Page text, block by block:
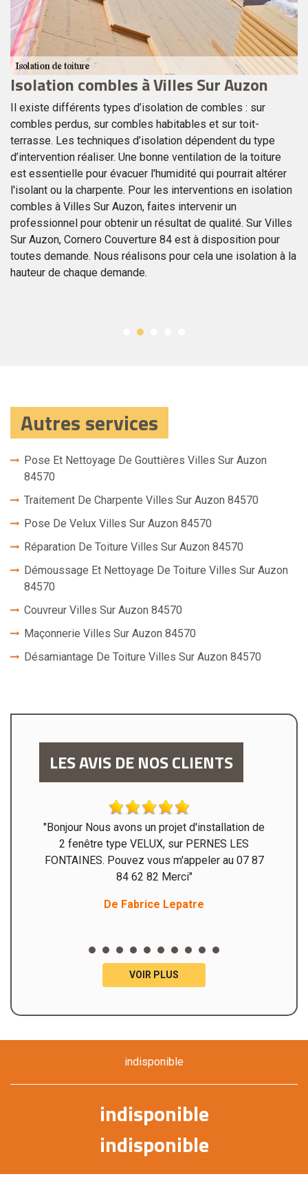
Isolation combles à Villes Sur Auzon
Il existe différents types d’isolation de combles : sur
combles perdus, sur combles habitables et sur toit-
terrasse. Les techniques d’isolation dépendent du type
d’intervention réaliser. Une bonne ventilation de la toiture
est essentielle pour évacuer l'humidité qui pourrait altérer
l'isolant ou la charpente. Pour les interventions en isolation
combles à Villes Sur Auzon, faites intervenir un
professionnel pour obtenir un résultat de qualité. Sur Villes
Sur Auzon, Cornero Couverture 84 est à disposition pour
toutes demande. Nous réalisons pour cela une isolation à la
hauteur de chaque demande.
Autres services
Pose Et Nettoyage De Gouttières Villes Sur Auzon
84570
Traitement De Charpente Villes Sur Auzon 84570
Pose De Velux Villes Sur Auzon 84570
Réparation De Toiture Villes Sur Auzon 84570
Démoussage Et Nettoyage De Toiture Villes Sur Auzon
84570
Couvreur Villes Sur Auzon 84570
Maçonnerie Villes Sur Auzon 84570
Désamiantage De Toiture Villes Sur Auzon 84570
LES AVIS DE NOS CLIENTS
"Bonjour Nous avons un projet d'installation de
2 fenêtre type VELUX, sur PERNES LES
FONTAINES. Pouvez vous m'appeler au 07 87
84 62 82 Merci"
De Fabrice Lepatre
VOIR PLUS
indisponible
indisponible
indisponible